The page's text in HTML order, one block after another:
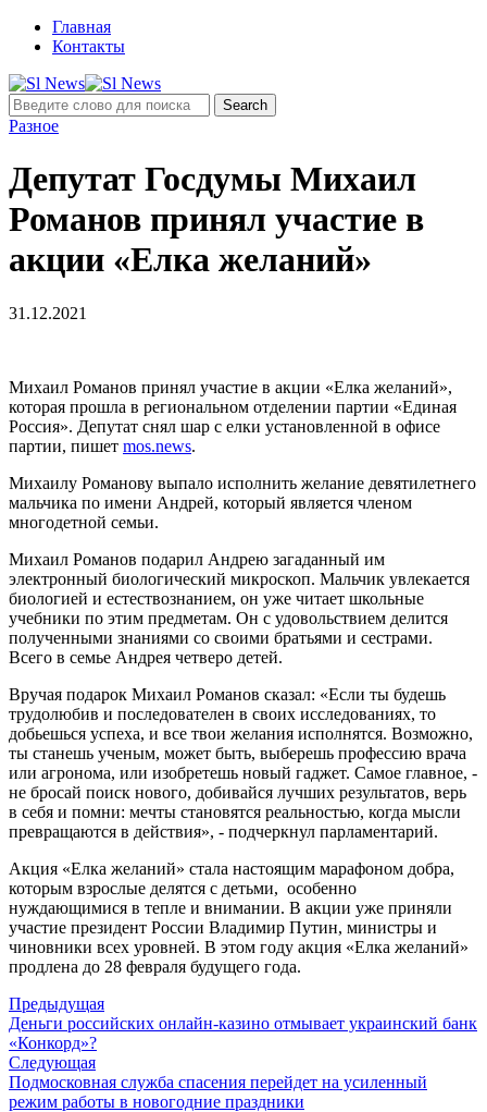
Главная
Контакты
Разное
Депутат Госдумы Михаил
Романов принял участие в
акции «Елка желаний»
31.12.2021
Михаил Романов принял участие в акции «Елка желаний»,
которая прошла в региональном отделении партии «Единая
Россия». Депутат снял шар с елки установленной в офисе
партии, пишет mos.news.
Михаилу Романову выпало исполнить желание девятилетнего
мальчика по имени Андрей, который является членом
многодетной семьи.
Михаил Романов подарил Андрею загаданный им
электронный биологический микроскоп. Мальчик увлекается
биологией и естествознанием, он уже читает школьные
учебники по этим предметам. Он с удовольствием делится
полученными знаниями со своими братьями и сестрами.
Всего в семье Андрея четверо детей.
Вручая подарок Михаил Романов сказал: «Если ты будешь
трудолюбив и последователен в своих исследованиях, то
добьешься успеха, и все твои желания исполнятся. Возможно,
ты станешь ученым, может быть, выберешь профессию врача
или агронома, или изобретешь новый гаджет. Самое главное, -
не бросай поиск нового, добивайся лучших результатов, верь
в себя и помни: мечты становятся реальностью, когда мысли
превращаются в действия», - подчеркнул парламентарий.
Акция «Елка желаний» стала настоящим марафоном добра,
которым взрослые делятся с детьми, особенно
нуждающимися в тепле и внимании. В акции уже приняли
участие президент России Владимир Путин, министры и
чиновники всех уровней. В этом году акция «Елка желаний»
продлена до 28 февраля будущего года.
Предыдущая
Деньги российских онлайн-казино отмывает украинский банк
«Конкорд»?
Следующая
Подмосковная служба спасения перейдет на усиленный
режим работы в новогодние праздники